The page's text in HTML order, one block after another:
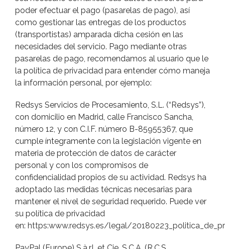
poder efectuar el pago (pasarelas de pago), así
como gestionar las entregas de los productos
(transportistas) amparada dicha cesión en las
necesidades del servicio. Pago mediante otras
pasarelas de pago, recomendamos al usuario que le
la política de privacidad para entender cómo maneja
la información personal, por ejemplo:
Redsys Servicios de Procesamiento, S.L. (“Redsys”),
con domicilio en Madrid, calle Francisco Sancha,
número 12, y con C.I.F. número B-85955367, que
cumple íntegramente con la legislación vigente en
materia de protección de datos de carácter
personal y con los compromisos de
confidencialidad propios de su actividad. Redsys ha
adoptado las medidas técnicas necesarias para
mantener el nivel de seguridad requerido. Puede ver
su política de privacidad
en: https:www.redsys.es/legal/